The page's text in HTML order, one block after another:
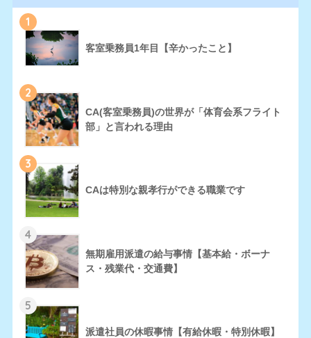
1
客室乗務員1年目【辛かったこと】
2
CA(客室乗務員)の世界が「体育会系フライト
部」と言われる理由
3
CAは特別な親孝行ができる職業です
4
無期雇用派遣の給与事情【基本給・ボーナ
ス・残業代・交通費】
5
派遣社員の休暇事情【有給休暇・特別休暇】